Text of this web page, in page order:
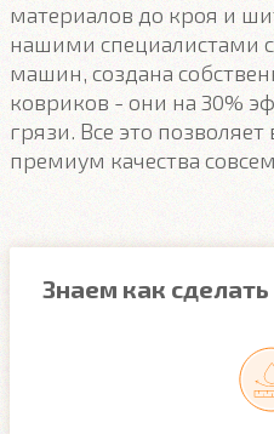
материалов до кроя и
нашими специалистами
машин, создана
ковриков - они на 30%
грязи. Все это
премиум качества
Знаем как